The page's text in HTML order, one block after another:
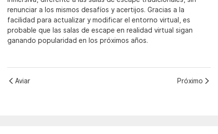
renunciar a los mismos desafíos y acertijos. Gracias a la
facilidad para actualizar y modificar el entorno virtual, es
probable que las salas de escape en realidad virtual sigan
ganando popularidad en los próximos años.
Aviar Próximo